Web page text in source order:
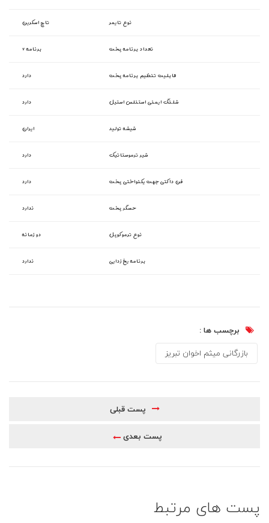
تاچ اسکرین نوع تایمر
۶ برنامه تعداد برنامه پخت
دارد قابلیت تنظیم برنامه پخت
دارد شلنگ ایمنی استنلس استیل
ایران شیشه تولید
دارد شیر ترموستاتیک
دارد فن داکتی جهت یکنواختی پخت
ندارد حسگر پخت
دو زمانه نوع ترموکوپل
ندارد برنامه یخ زدایی
برچسب ها :
بازرگانی میثم اخوان تبریز
پست قبلی
پست بعدی
پست های مرتبط